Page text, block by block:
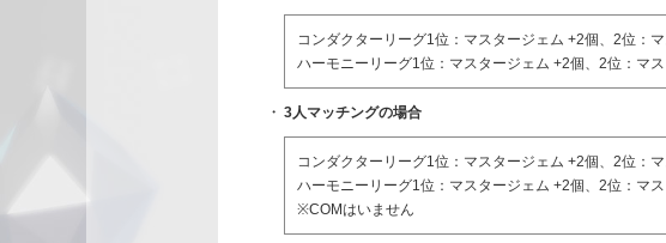
コンダクターリーグ1位：マスタージェム +2個、2位：
ハーモニーリーグ1位：マスタージェム +2個、2位：マ
3人マッチングの場合
コンダクターリーグ1位：マスタージェム +2個、2位：
ハーモニーリーグ1位：マスタージェム +2個、2位：マ
※COMはいません